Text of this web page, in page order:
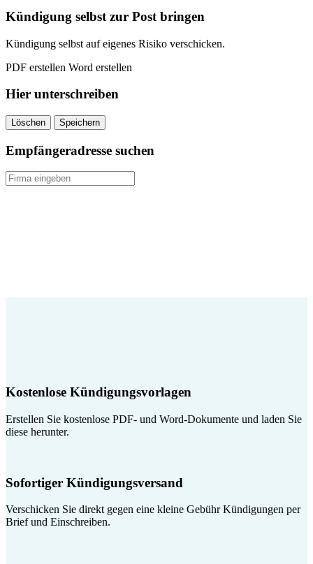
quantity
Kündigung selbst zur Post bringen
Kündigung selbst auf eigenes Risiko verschicken.
PDF erstellen Word erstellen
Hier unterschreiben
Löschen Speichern
Empfängeradresse suchen
Kostenlose Kündigungsvorlagen
Erstellen Sie kostenlose PDF- und Word-Dokumente und laden Sie
diese herunter.
Sofortiger Kündigungsversand
Verschicken Sie direkt gegen eine kleine Gebühr Kündigungen per
Brief und Einschreiben.